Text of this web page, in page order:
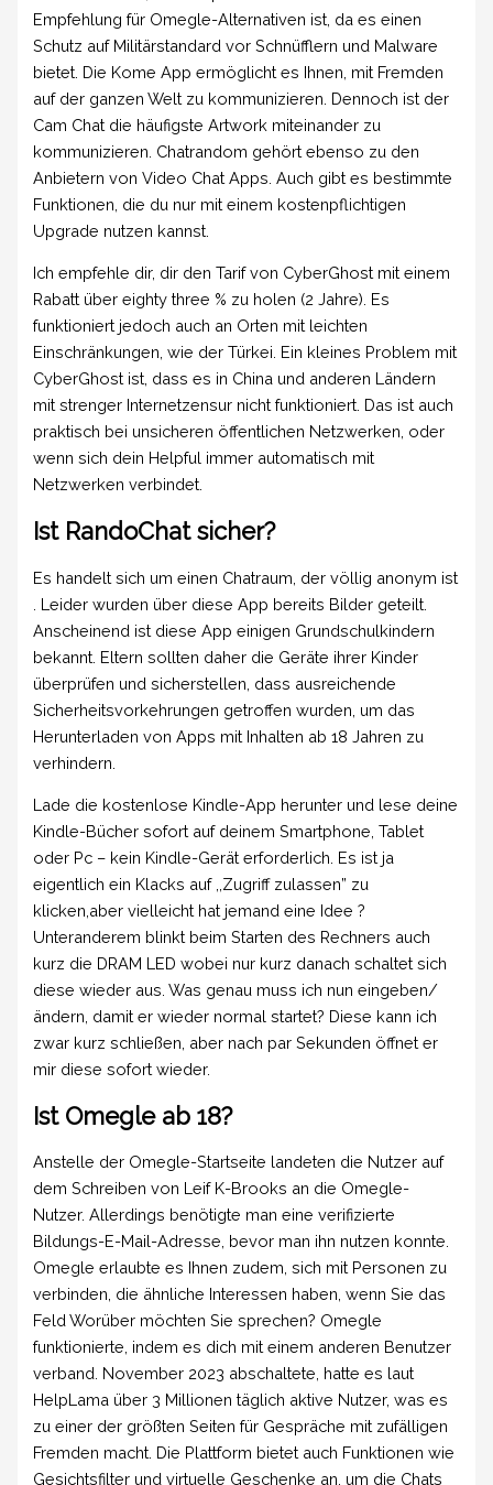
Empfehlung für Omegle-Alternativen ist, da es einen
Schutz auf Militärstandard vor Schnüfflern und Malware
bietet. Die Kome App ermöglicht es Ihnen, mit Fremden
auf der ganzen Welt zu kommunizieren. Dennoch ist der
Cam Chat die häufigste Artwork miteinander zu
kommunizieren. Chatrandom gehört ebenso zu den
Anbietern von Video Chat Apps. Auch gibt es bestimmte
Funktionen, die du nur mit einem kostenpflichtigen
Upgrade nutzen kannst.
Ich empfehle dir, dir den Tarif von CyberGhost mit einem
Rabatt über eighty three % zu holen (2 Jahre). Es
funktioniert jedoch auch an Orten mit leichten
Einschränkungen, wie der Türkei. Ein kleines Problem mit
CyberGhost ist, dass es in China und anderen Ländern
mit strenger Internetzensur nicht funktioniert. Das ist auch
praktisch bei unsicheren öffentlichen Netzwerken, oder
wenn sich dein Helpful immer automatisch mit
Netzwerken verbindet.
Ist RandoChat sicher?
Es handelt sich um einen Chatraum, der völlig anonym ist
. Leider wurden über diese App bereits Bilder geteilt.
Anscheinend ist diese App einigen Grundschulkindern
bekannt. Eltern sollten daher die Geräte ihrer Kinder
überprüfen und sicherstellen, dass ausreichende
Sicherheitsvorkehrungen getroffen wurden, um das
Herunterladen von Apps mit Inhalten ab 18 Jahren zu
verhindern.
Lade die kostenlose Kindle-App herunter und lese deine
Kindle-Bücher sofort auf deinem Smartphone, Tablet
oder Pc – kein Kindle-Gerät erforderlich. Es ist ja
eigentlich ein Klacks auf ,,Zugriff zulassen” zu
klicken,aber vielleicht hat jemand eine Idee ?
Unteranderem blinkt beim Starten des Rechners auch
kurz die DRAM LED wobei nur kurz danach schaltet sich
diese wieder aus. Was genau muss ich nun eingeben/
ändern, damit er wieder normal startet? Diese kann ich
zwar kurz schließen, aber nach par Sekunden öffnet er
mir diese sofort wieder.
Ist Omegle ab 18?
Anstelle der Omegle-Startseite landeten die Nutzer auf
dem Schreiben von Leif K-Brooks an die Omegle-
Nutzer. Allerdings benötigte man eine verifizierte
Bildungs-E-Mail-Adresse, bevor man ihn nutzen konnte.
Omegle erlaubte es Ihnen zudem, sich mit Personen zu
verbinden, die ähnliche Interessen haben, wenn Sie das
Feld Worüber möchten Sie sprechen? Omegle
funktionierte, indem es dich mit einem anderen Benutzer
verband. November 2023 abschaltete, hatte es laut
HelpLama über 3 Millionen täglich aktive Nutzer, was es
zu einer der größten Seiten für Gespräche mit zufälligen
Fremden macht. Die Plattform bietet auch Funktionen wie
Gesichtsfilter und virtuelle Geschenke an, um die Chats